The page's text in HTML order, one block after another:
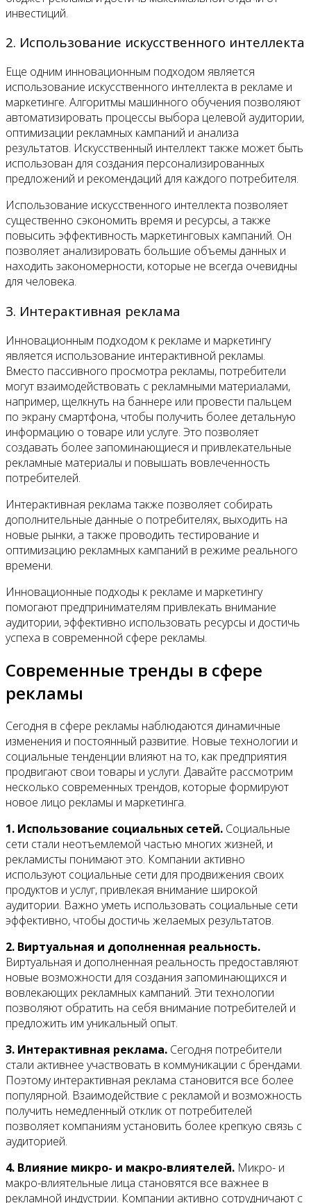
инвестиций.
2. Использование искусственного интеллекта
Еще одним инновационным подходом является
использование искусственного интеллекта в рекламе и
маркетинге. Алгоритмы машинного обучения позволяют
автоматизировать процессы выбора целевой аудитории,
оптимизации рекламных кампаний и анализа
результатов. Искусственный интеллект также может быть
использован для создания персонализированных
предложений и рекомендаций для каждого потребителя.
Использование искусственного интеллекта позволяет
существенно сэкономить время и ресурсы, а также
повысить эффективность маркетинговых кампаний. Он
позволяет анализировать большие объемы данных и
находить закономерности, которые не всегда очевидны
для человека.
3. Интерактивная реклама
Инновационным подходом к рекламе и маркетингу
является использование интерактивной рекламы.
Вместо пассивного просмотра рекламы, потребители
могут взаимодействовать с рекламными материалами,
например, щелкнуть на баннере или провести пальцем
по экрану смартфона, чтобы получить более детальную
информацию о товаре или услуге. Это позволяет
создавать более запоминающиеся и привлекательные
рекламные материалы и повышать вовлеченность
потребителей.
Интерактивная реклама также позволяет собирать
дополнительные данные о потребителях, выходить на
новые рынки, а также проводить тестирование и
оптимизацию рекламных кампаний в режиме реального
времени.
Инновационные подходы к рекламе и маркетингу
помогают предпринимателям привлекать внимание
аудитории, эффективно использовать ресурсы и достичь
успеха в современной сфере рекламы.
Современные тренды в сфере
рекламы
Сегодня в сфере рекламы наблюдаются динамичные
изменения и постоянный развитие. Новые технологии и
социальные тенденции влияют на то, как предприятия
продвигают свои товары и услуги. Давайте рассмотрим
несколько современных трендов, которые формируют
новое лицо рекламы и маркетинга.
1. Использование социальных сетей. Социальные
сети стали неотъемлемой частью многих жизней, и
рекламисты понимают это. Компании активно
используют социальные сети для продвижения своих
продуктов и услуг, привлекая внимание широкой
аудитории. Важно уметь использовать социальные сети
эффективно, чтобы достичь желаемых результатов.
2. Виртуальная и дополненная реальность.
Виртуальная и дополненная реальность предоставляют
новые возможности для создания запоминающихся и
вовлекающих рекламных кампаний. Эти технологии
позволяют обратить на себя внимание потребителей и
предложить им уникальный опыт.
3. Интерактивная реклама. Сегодня потребители
стали активнее участвовать в коммуникации с брендами.
Поэтому интерактивная реклама становится все более
популярной. Взаимодействие с рекламой и возможность
получить немедленный отклик от потребителей
позволяет компаниям установить более крепкую связь с
аудиторией.
4. Влияние микро- и макро-влиятелей. Микро- и
макро-влиятельные лица становятся все важнее в
рекламной индустрии. Компании активно сотрудничают с